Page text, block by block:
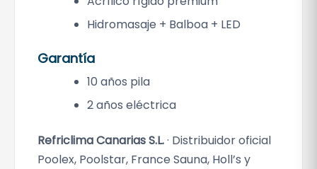
Hidromasaje + Balboa + LED
Garantía
10 años pila
2 años eléctrica
Refriclima Canarias S.L.· Distribuidor oficial
Poolex, Poolstar, France Sauna, Holl’s y